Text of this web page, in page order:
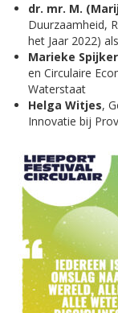
dr. mr. M.
Duurzaamheid,
het Jaar 2022)
Marieke
en Circulaire
Waterstaat
Helga Witjes,
Innovatie bij